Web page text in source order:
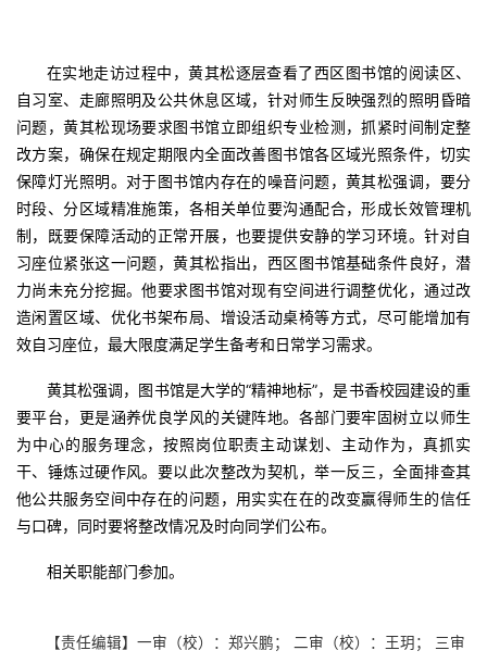
在实地走访过程中，黄其松逐层查看了西区图书馆的阅读区、
自习室、走廊照明及公共休息区域，针对师生反映强烈的照明昏暗
问题，黄其松现场要求图书馆立即组织专业检测，抓紧时间制定整
改方案，确保在规定期限内全面改善图书馆各区域光照条件，切实
保障灯光照明。对于图书馆内存在的噪音问题，黄其松强调，要分
时段、分区域精准施策，各相关单位要沟通配合，形成长效管理机
制，既要保障活动的正常开展，也要提供安静的学习环境。针对自
习座位紧张这一问题，黄其松指出，西区图书馆基础条件良好，潜
力尚未充分挖掘。他要求图书馆对现有空间进行调整优化，通过改
造闲置区域、优化书架布局、增设活动桌椅等方式，尽可能增加有
效自习座位，最大限度满足学生备考和日常学习需求。
黄其松强调，图书馆是大学的“精神地标”，是书香校园建设的重
要平台，更是涵养优良学风的关键阵地。各部门要牢固树立以师生
为中心的服务理念，按照岗位职责主动谋划、主动作为，真抓实
干、锤炼过硬作风。要以此次整改为契机，举一反三，全面排查其
他公共服务空间中存在的问题，用实实在在的改变赢得师生的信任
与口碑，同时要将整改情况及时向同学们公布。
相关职能部门参加。
【责任编辑】一审（校）：郑兴鹏； 二审（校）：王玥； 三审